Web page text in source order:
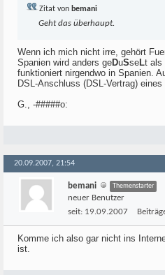
Zitat von bemani
Geht das überhaupt.
Wenn ich mich nicht irre, gehört
Spanien wird anders geDuSseLt als
funktioniert nirgendwo in Spanien.
DSL-Anschluss (DSL-Vertrag)
G., -#####o:
20.09.2007, 21:54
bemani Themenstarter
neuer Benutzer
seit: 19.09.2007
Komme ich also gar nicht ins
ist.